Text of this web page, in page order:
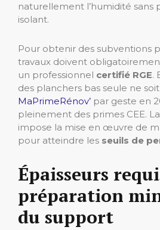
naturellement l’humidité sans
isolant.
Pour obtenir des subventions
travaux doivent
un professionnel certifié RGE.
des planchers bas seule ne
MaPrimeRénov’ par geste en
pleinement des primes CEE.
impose la mise en œuvre de
pour atteindre les seuils de
Épaisseurs
préparation
du support